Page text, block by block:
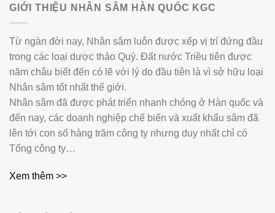
GIỚI THIỆU NHÂN SÂM HÀN QUỐC KGC
Từ ngàn đời nay, Nhân sâm luôn được xếp vị trí đứng đầu
trong các loại dược thảo Quý. Đất nước Triều tiên được
năm châu biết đến có lẽ với lý do đầu tiên là vì sở hữu loại
Nhân sâm tốt nhất thế giới.
Nhân sâm đã được phát triển nhanh chóng ở Hàn quốc và
đến nay, các doanh nghiệp chế biến và xuất khẩu sâm đã
lên tới con số hàng trăm công ty nhưng duy nhất chỉ có
Tổng công ty…
Xem thêm >>